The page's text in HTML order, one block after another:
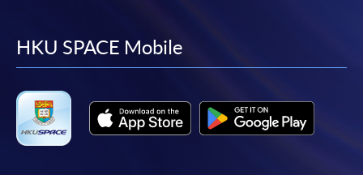
facebook
youtube
linkedin
HKU SPACE Mobile